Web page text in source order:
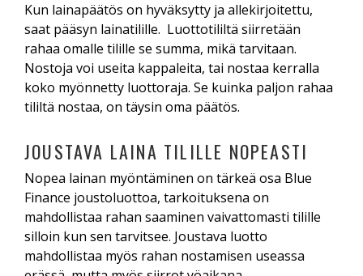
Kun lainapäätös on hyväksytty ja allekirjoitettu,
saat pääsyn lainatilille. Luottotililtä siirretään
rahaa omalle tilille se summa, mikä tarvitaan.
Nostoja voi useita kappaleita, tai nostaa kerralla
koko myönnetty luottoraja. Se kuinka paljon rahaa
tililtä nostaa, on täysin oma päätös.
JOUSTAVA LAINA TILILLE NOPEASTI
Nopea lainan myöntäminen on tärkeä osa Blue
Finance joustoluottoa, tarkoituksena on
mahdollistaa rahan saaminen vaivattomasti tilille
silloin kun sen tarvitsee. Joustava luotto
mahdollistaa myös rahan nostamisen useassa